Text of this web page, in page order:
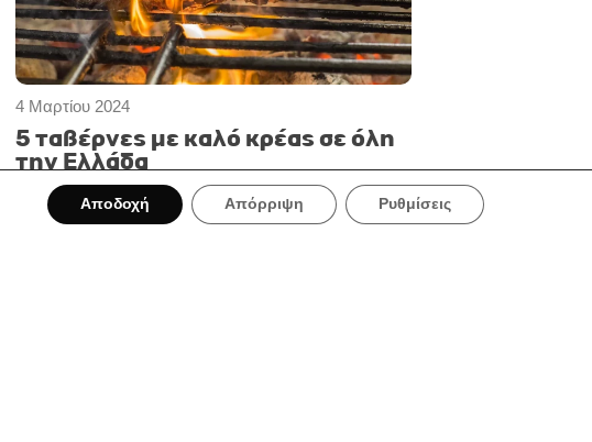
4 Μαρτίου 2024
5 ταβέρνες με καλό κρέας σε όλη
την Ελλάδα
Αποδοχή Απόρριψη Ρυθμίσεις